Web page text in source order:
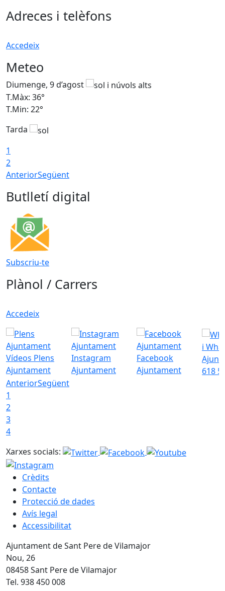
Adreces i telèfons
Accedeix
Meteo
Diumenge, 9 d’agost
T.Màx: 36°
T.Min: 22°
Tarda
1
2
AnteriorSegüent
Butlletí digital
Subscriu-te
Plànol / Carrers
Accedeix
Vídeos Plens
Ajuntament
Instagram
Ajuntament
Facebook
Ajuntament
i
618
AnteriorSegüent
1
2
3
4
Xarxes socials:
Crèdits
Contacte
Protecció de dades
Avís legal
Accessibilitat
Ajuntament de Sant Pere de Vilamajor
Nou, 26
08458 Sant Pere de Vilamajor
Tel. 938 450 008